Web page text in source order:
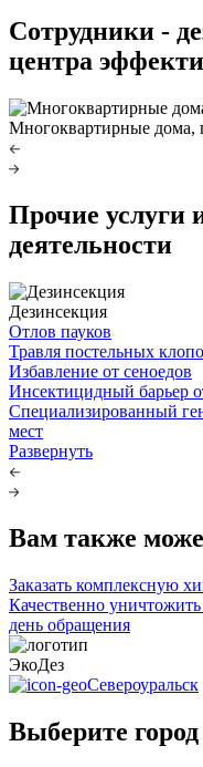
Сотрудники -
центра
Многоквартирные дома,
Прочие услуги
деятельности
Дезинсекция
Отлов пауков
Травля постельных
Избавление от сеноедов
Инсектицидный барьер
Специализированный
мест
Развернуть
Вам также
Заказать комплексную
Качественно
день обращения
ЭкоДез
Североуральск
Выберите город